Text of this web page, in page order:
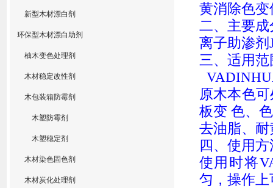
新型木材漂白剂
环保型木材漂白助剂
柚木变色处理剂
木材稳定改性剂
木包装箱防霉剂
木塑防霉剂
木塑稳定剂
木材染色固色剂
木材炭化处理剂
黄消除色
二、主要
离子助渗剂
三、适用范
原木本色
板变 色、
去油脂、
四、使用方
使用时将
匀 ， 操作上